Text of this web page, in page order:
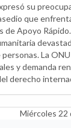
su
que
de Apoyo
La
y demanda
derecho
Miércoles 22